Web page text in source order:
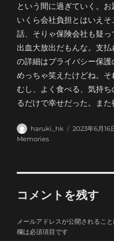
という間に過ぎていく。お
いくら会社負担とはいえ
話、そりゃ保険会社も疑
出血大放出だもんな。支
の詳細はプライバシー保護
めっちゃ笑えたけどね。
むし、よく食べる、気持
るだけで幸せだった。また
投
稿
haruki_hk
投
2023年6月16
Memories
コメントを残す
メールアドレスが公開されること
欄は必須項目です